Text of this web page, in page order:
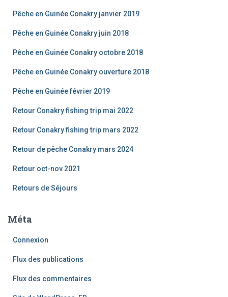
Pêche en Guinée Conakry janvier 2019
Pêche en Guinée Conakry juin 2018
Pêche en Guinée Conakry octobre 2018
Pêche en Guinée Conakry ouverture 2018
Pêche en Guinée février 2019
Retour Conakry fishing trip mai 2022
Retour Conakry fishing trip mars 2022
Retour de pêche Conakry mars 2024
Retour oct-nov 2021
Retours de Séjours
Méta
Connexion
Flux des publications
Flux des commentaires